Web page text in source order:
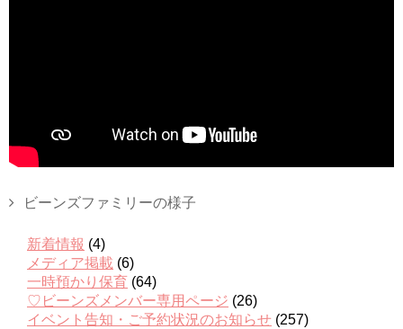
ビーンズファミリーの様子
新着情報 (4)
メディア掲載 (6)
一時預かり保育 (64)
♡ビーンズメンバー専用ページ (26)
イベント告知・ご予約状況のお知らせ (257)